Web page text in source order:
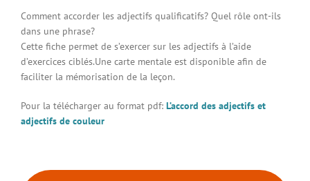
Connexion à votre espace
Comment accorder les adjectifs qualificatifs? Quel rôle ont-ils
dans une phrase?
Cette fiche permet de s’exercer sur les adjectifs à l’aide
d’exercices ciblés.Une carte mentale est disponible afin de
faciliter la mémorisation de la leçon.
Pour la télécharger au format pdf: L’accord des adjectifs et
adjectifs de couleur